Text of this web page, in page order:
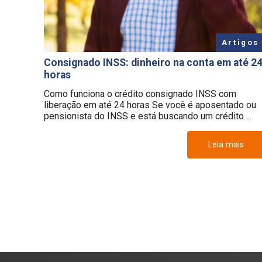
Artigos
Consignado INSS: dinheiro na conta em até 24
horas
Como funciona o crédito consignado INSS com
liberação em até 24 horas Se você é aposentado ou
pensionista do INSS e está buscando um crédito ...
Leia mais